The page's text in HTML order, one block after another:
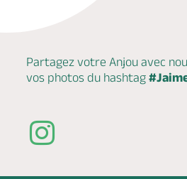
Partagez votre Anjou avec
vos photos du hashtag